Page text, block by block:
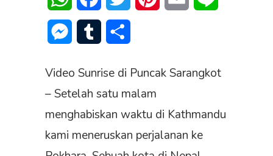
Messenger
Tumblr
Video Sunrise di Puncak Sarangkot
– Setelah satu malam
menghabiskan waktu di Kathmandu
kami meneruskan perjalanan ke